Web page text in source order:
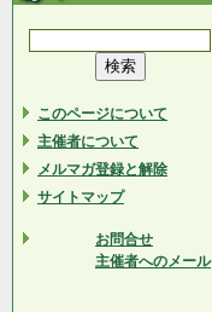
このページについて
主催者について
メルマガ登録と解除
サイトマップ
お問合せ
主催者へのメール